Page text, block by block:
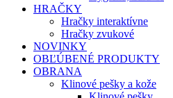
HRAČKY
Hračky interaktívne
Hračky zvukové
NOVINKY
OBĽÚBENÉ PRODUKTY
OBRANA
Klinové pešky a kože